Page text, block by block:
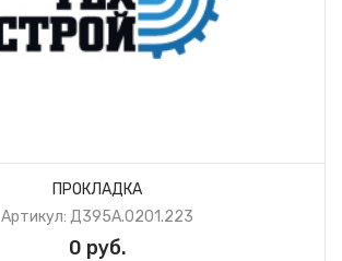
ПРОКЛАДКА
Артикул: Д395А.0201.223
0 руб.